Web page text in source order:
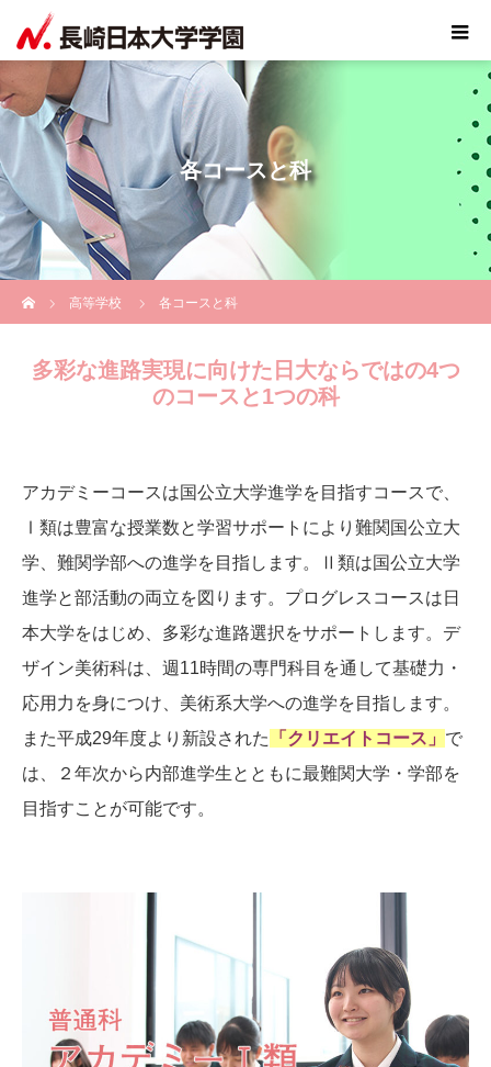
各コースと科
高等学校
各コースと科
多彩な進路実現に向けた日大ならではの4つ
のコースと1つの科
アカデミーコースは国公立大学進学を目指すコースで、
Ⅰ類は豊富な授業数と学習サポートにより難関国公立大
学、難関学部への進学を目指します。Ⅱ類は国公立大学
進学と部活動の両立を図ります。プログレスコースは日
本大学をはじめ、多彩な進路選択をサポートします。デ
ザイン美術科は、週11時間の専門科目を通して基礎力・
応用力を身につけ、美術系大学への進学を目指します。
また平成29年度より新設された
「クリエイトコース」 で
は、２年次から内部進学生とともに最難関大学・学部を
目指すことが可能です。